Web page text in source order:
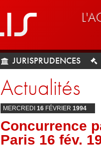
JURISPRUDENCES
Actualités
MERCREDI 16 FÉVRIER 1994
Concurrence
Paris 16 fév.